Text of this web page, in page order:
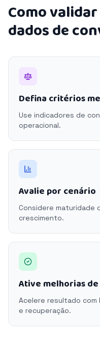
Como
dados de
Defina critérios
Use indicadores de
operacional.
Avalie por cenário
Considere maturidade
crescimento.
Ative melhorias
Acelere resultado com
e recuperação.